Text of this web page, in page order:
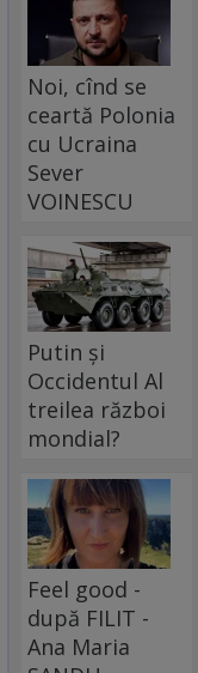
Noi, cînd se
ceartă Polonia
cu Ucraina
Sever
VOINESCU
Putin și
Occidentul Al
treilea război
mondial?
Feel good -
după FILIT -
Ana Maria